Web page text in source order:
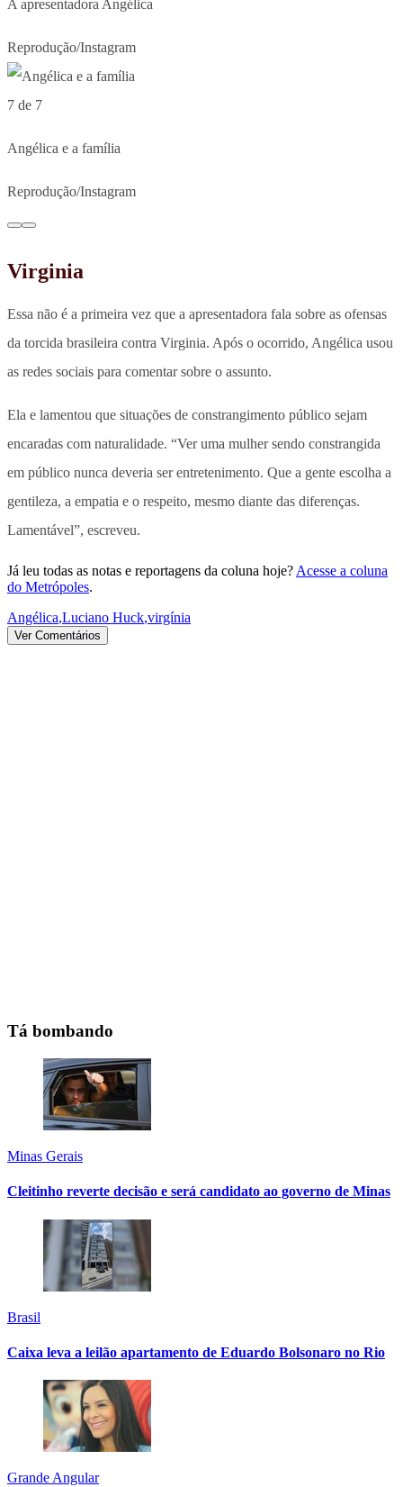
A apresentadora Angélica
Reprodução/Instagram
7 de 7
Angélica e a família
Reprodução/Instagram
Virginia
Essa não é a primeira vez que a apresentadora fala sobre as ofensas
da torcida brasileira contra Virginia. Após o ocorrido, Angélica usou
as redes sociais para comentar sobre o assunto.
Ela e lamentou que situações de constrangimento público sejam
encaradas com naturalidade. “Ver uma mulher sendo constrangida
em público nunca deveria ser entretenimento. Que a gente escolha a
gentileza, a empatia e o respeito, mesmo diante das diferenças.
Lamentável”, escreveu.
Já leu todas as notas e reportagens da coluna hoje? Acesse a coluna
do Metrópoles.
Angélica,Luciano Huck,virgínia
Ver Comentários
Tá bombando
Minas Gerais
Cleitinho reverte decisão e será candidato ao governo de Minas
Brasil
Caixa leva a leilão apartamento de Eduardo Bolsonaro no Rio
Grande Angular